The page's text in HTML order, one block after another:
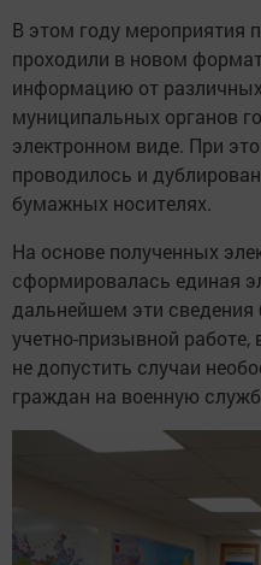
В этом году мероприятия
проходили в новом
информацию от
муниципальных органов
электронном виде. При
проводилось и
бумажных носителях.
На основе полученных
сформировалась единая
дальнейшем эти сведения
учетно-призывной работе,
не допустить случаи
граждан на военную